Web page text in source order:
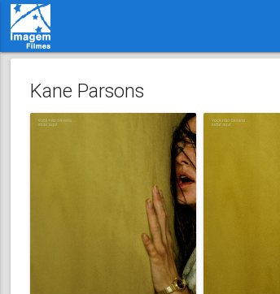
Kane Parsons